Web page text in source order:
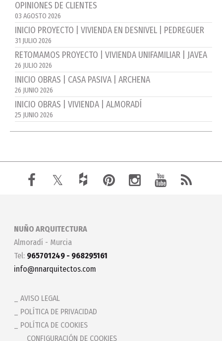
OPINIONES DE CLIENTES
03 AGOSTO 2026
INICIO PROYECTO | VIVIENDA EN DESNIVEL | PEDREGUER
31 JULIO 2026
RETOMAMOS PROYECTO | VIVIENDA UNIFAMILIAR | JAVEA
26 JULIO 2026
INICIO OBRAS | CASA PASIVA | ARCHENA
26 JUNIO 2026
INICIO OBRAS | VIVIENDA | ALMORADÍ
25 JUNIO 2026
NUÑO ARQUITECTURA
Almoradí - Murcia
Tel: 965701249 - 968295161
info@nnarquitectos.com
AVISO LEGAL
POLÍTICA DE PRIVACIDAD
POLÍTICA DE COOKIES
_ CONFIGURACIÓN DE COOKIES